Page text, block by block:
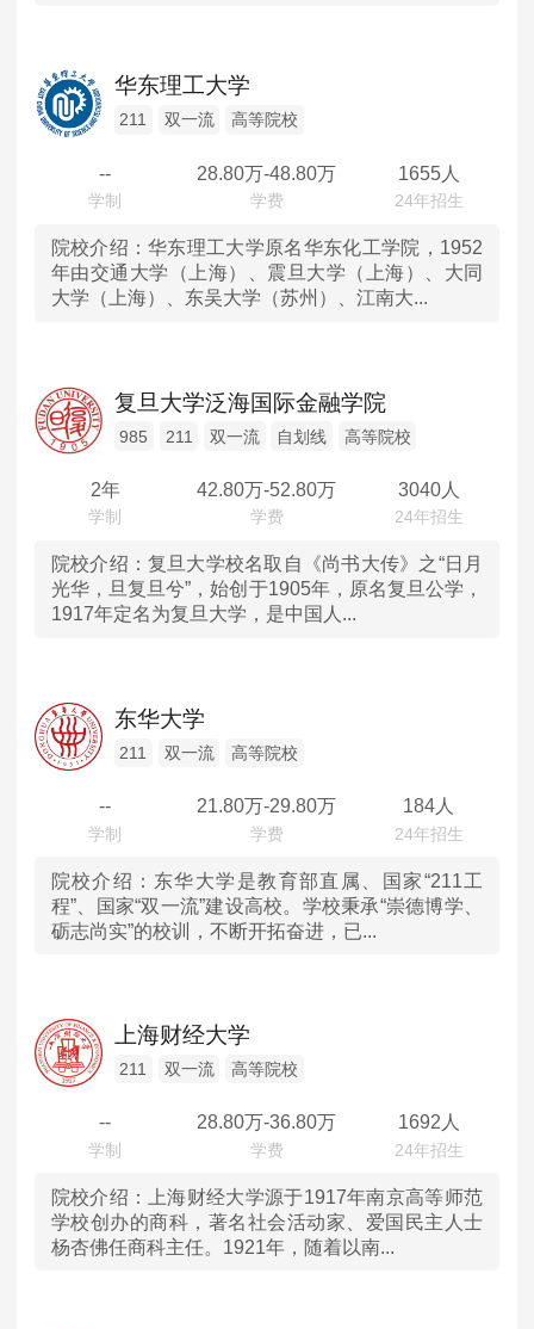
陕西
广西
贵州
甘肃
宁夏
新疆
澳门
华东理工大学
211 双一流 高等院校
-- 28.80万-48.80万 1655人
院校介绍： 华东理工大学原名华东化工学院，1952
年由交通大学（上海）、震旦大学（上海）、大同
大学（上海）、东吴大学（苏州）、江南大...
复旦大学泛海国际金融学院
985 211 双一流 自划线 高等院校
2年 42.80万-52.80万 3040人
院校介绍： 复旦大学校名取自《尚书大传》之“日月
光华，旦复旦兮”，始创于1905年，原名复旦公学，
1917年定名为复旦大学，是中国人...
东华大学
211 双一流 高等院校
-- 21.80万-29.80万 184人
院校介绍： 东华大学是教育部直属、国家“211工
程”、国家“双一流”建设高校。学校秉承“崇德博学、
砺志尚实”的校训，不断开拓奋进，已...
上海财经大学
211 双一流 高等院校
-- 28.80万-36.80万 1692人
院校介绍：
上海财经大学源于1917年南京高等师范
学校创办的商科，著名社会活动家、爱国民主人士
杨杏佛任商科主任。1921年，随着以南...